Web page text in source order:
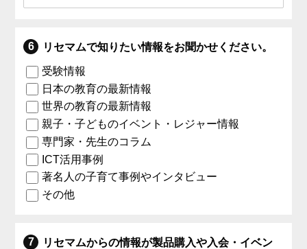
リセマムで知りたい情報をお聞かせください。
受験情報
日本の教育の最新情報
世界の教育の最新情報
親子・子どものイベント・レジャー情報
専門家・先生のコラム
ICT活用事例
著名人の子育て事例やインタビュー
その他
リセマムからの情報が製品購入や入会・イベン